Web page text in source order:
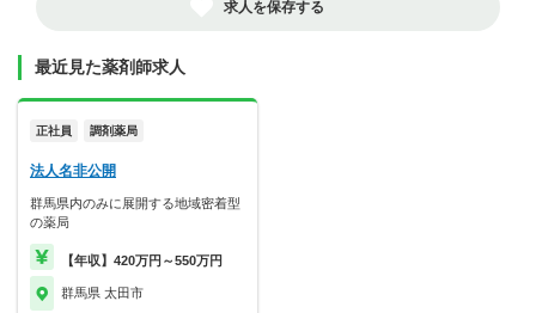
求人を保存する
最近見た薬剤師求人
正社員 調剤薬局
法人名非公開
群馬県内のみに展開する地域密着型
の薬局
【年収】420万円～550万円
群馬県 太田市